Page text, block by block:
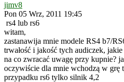
jimv8
Pon 05 Wrz, 2011 19:45
rs4 lub rs6
witam,
zastanawija mnie modele RS4 b7/
trwałość i jakość tych audiczek,
na co zwracać uwagę przy kupnie?
oczywiście dla mnie wchodzą w grę
przypadku rs6 tylko silnik 4,2